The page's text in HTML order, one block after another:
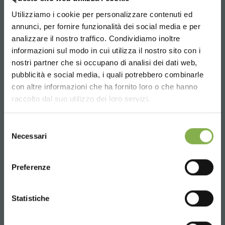
Utilizziamo i cookie per personalizzare contenuti ed
annunci, per fornire funzionalità dei social media e per
analizzare il nostro traffico. Condividiamo inoltre
informazioni sul modo in cui utilizza il nostro sito con i
nostri partner che si occupano di analisi dei dati web,
pubblicità e social media, i quali potrebbero combinarle
con altre informazioni che ha fornito loro o che hanno
raccolto dal suo utilizzo dei loro servizi.
delNecessari
Preferenze
Statistiche
Choose the country you are in and your
language for a better browsing experience
Email
Anfrage Informationen
info@orlandelli.it
TAUCHE EIN IN UNSERE
WELT!
Ein kleines Geschenk für dich...
5 % Rabattauf deine erste Bestellung *
2 % Rabatt immerauf tutti deine
zukünftigen Einkäufe *
ab einem Bestellwert
von 15.000 €
der Registrierung die Option Newsletter)